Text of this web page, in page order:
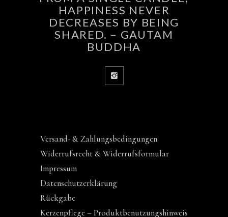
HAPPINESS NEVER
DECREASES BY BEING
SHARED. – GAUTAM
BUDDHA
Versand- & Zahlungsbedingungen
Widerrufsrecht & Widerrufsformular
Impressum
Datenschutzerklärung
Rückgabe
Kerzenpflege – Produktbenutzungshinweis